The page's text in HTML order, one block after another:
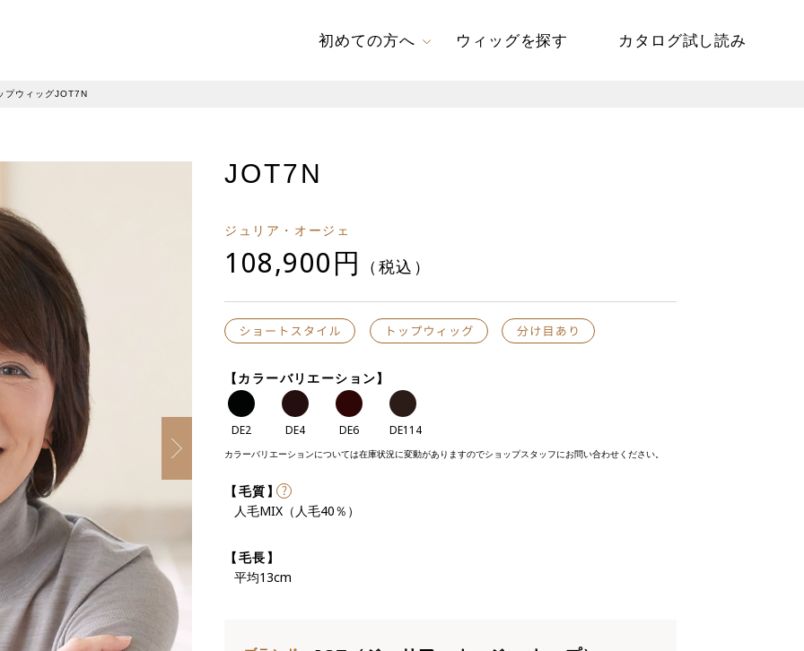
初めての方へ ウィッグを探す カタログ試し読み
プウィッグJOT7N
JOT7N
ジュリア・オージェ
108,900円 （税込）
【カラーバリエーション】
DE2 DE4 DE6 DE114
カラーバリエーションについては在庫状況に変動がありますのでショップスタッフにお問い合わせください。
【毛質】
人毛MIX（人毛40％）
【毛長】
平均13cm